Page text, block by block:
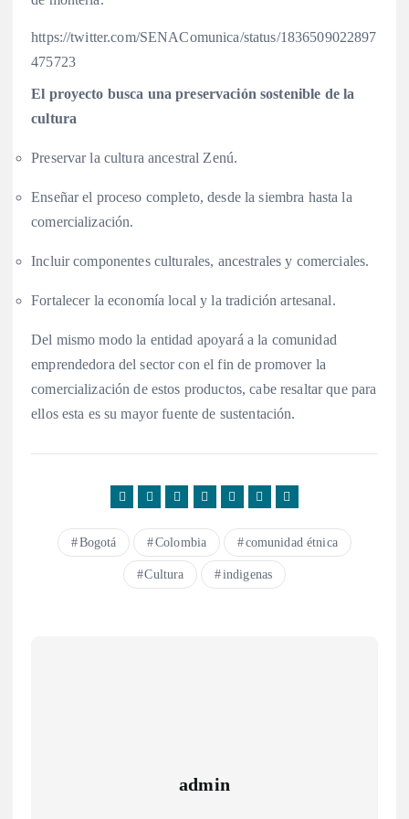
https://twitter.com/SENAComunica/status/1836509022897
475723
El proyecto busca una preservación sostenible de la
cultura
Preservar la cultura ancestral Zenú.
Enseñar el proceso completo, desde la siembra hasta la
comercialización.
Incluir componentes culturales, ancestrales y comerciales.
Fortalecer la economía local y la tradición artesanal.
Del mismo modo la entidad apoyará a la comunidad
emprendedora del sector con el fin de promover la
comercialización de estos productos, cabe resaltar que para
ellos esta es su mayor fuente de sustentación.
Bogotá Colombia comunidad étnica
Cultura indigenas
admin